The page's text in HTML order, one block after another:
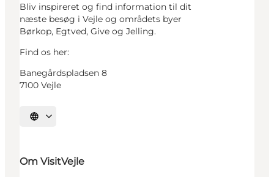
Bliv inspireret og find information til dit
næste besøg i Vejle og områdets byer
Børkop, Egtved, Give og Jelling.
Find os her:
Banegårdspladsen 8
7100 Vejle
Vælg sprog
Om VisitVejle